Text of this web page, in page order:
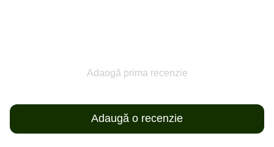
Adaogă prima recenzie
Adaugă o recenzie